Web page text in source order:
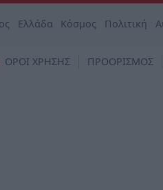
Ελλάδα Κόσμος Πολιτική
ΟΡΟΙ ΧΡΗΣΗΣ ΠΡΟΟΡΙΣΜΟΣ